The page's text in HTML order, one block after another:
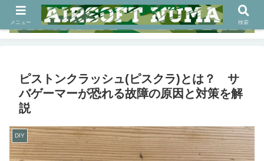
ピストンクラッシュ(ピスクラ)とは？ サ
バゲーマーが恐れる故障の原因と対策を解
説
DIY
メニュー 検索